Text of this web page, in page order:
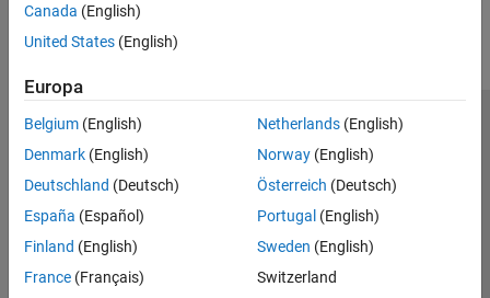
Canada (English)
United States (English)
Europa
Belgium (English)
Denmark (English)
Deutschland (Deutsch)
España (Español)
Finland (English)
France (Français)
Netherlands(English)
Norway(English)
Österreich (Deutsch)
Portugal (English)
Sweden (English)
Switzerland
Trust Center
Datenschutz-Richtlinien
Datendiebstahl verhindern
Status von Anwendungen
© 1994-2026 The MathWorks, Inc.
Website auswählen
Deutschland